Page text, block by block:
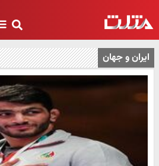
ایران و جهان